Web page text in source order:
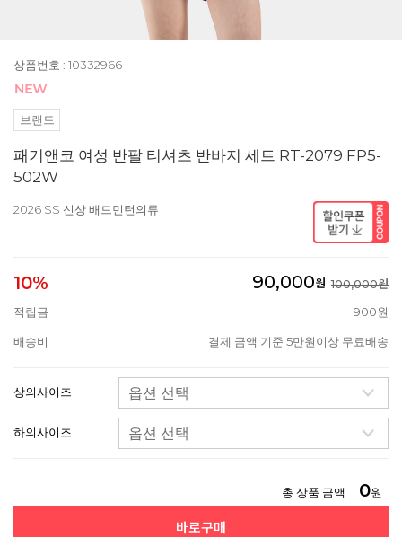
상품번호 : 10332966
브랜드
패기앤코 여성 반팔 티셔츠 반바지 세트 RT-2079 FP5-
502W
2026 SS 신상 배드민턴의류
10% 90,000원 100,000원
적립금
900원
배송비 결제 금액 기준 5만원이상 무료배송
상의사이즈
하의사이즈
총 상품 금액 0원
바로구매